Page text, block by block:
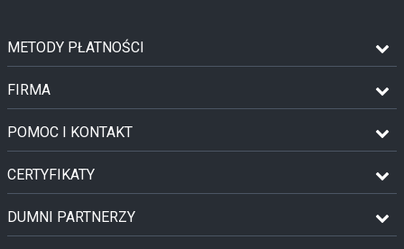
METODY PŁATNOŚCI
FIRMA
POMOC I KONTAKT
CERTYFIKATY
DUMNI PARTNERZY